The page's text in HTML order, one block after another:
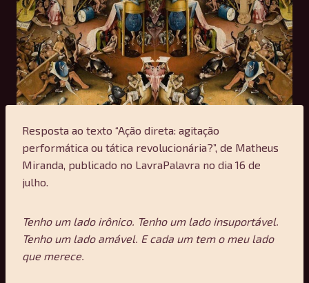
Resposta ao texto “Ação direta: agitação
performática ou tática revolucionária?”, de Matheus
Miranda, publicado no LavraPalavra no dia 16 de
julho.
Tenho um lado irônico. Tenho um lado insuportável.
Tenho um lado amável. E cada um tem o meu lado
que merece.